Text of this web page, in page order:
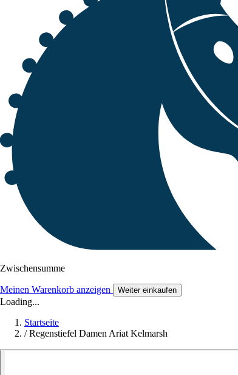
Zwischensumme
Meinen Warenkorb anzeigen Weiter einkaufen
Loading...
Startseite
/ Regenstiefel Damen Ariat Kelmarsh